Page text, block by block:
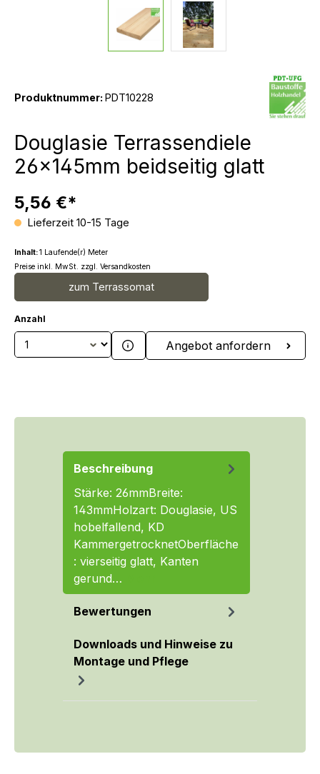
Produktnummer: PDT10228
Douglasie Terrassendiele
26x145mm beidseitig glatt
5,56 €*
Lieferzeit 10-15 Tage
Inhalt:1 Laufende(r) Meter
Preise inkl. MwSt. zzgl. Versandkosten
zum Terrassomat
Anzahl
Produkt Anzahl: Gib denAngebot anfordern
Beschreibung
Stärke: 26mmBreite:
143mmHolzart: Douglasie, US
hobelfallend, KD
KammergetrocknetOberfläche
: vierseitig glatt, Kanten
gerund…
Bewertungen
Downloads und Hinweise zu
Montage und Pflege